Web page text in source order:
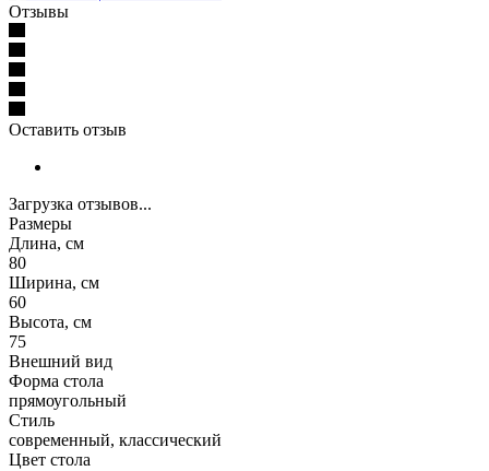
Отзывы
Оставить отзыв
Загрузка отзывов...
Размеры
Длина, см
80
Ширина, см
60
Высота, см
75
Внешний вид
Форма стола
прямоугольный
Стиль
современный, классический
Цвет стола